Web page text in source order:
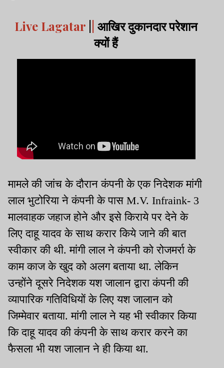
Live Lagatar
आखिर दुकानदार परेशान
क्यों हैं
मामले की जांच के दौरान कंपनी के एक निदेशक मांगी
लाल भुटोरिया ने कंपनी के पास M.V. Infraink- 3
मालवाहक जहाज होने और इसे किराये पर देने के
लिए दाहू यादव के साथ करार किये जाने की बात
स्वीकार की थी. मांगी लाल ने कंपनी को रोजमर्रा के
काम काज के खुद को अलग बताया था. लेकिन
उन्होंने दूसरे निदेशक यश जालान द्वारा कंपनी की
व्यापारिक गतिविधियों के लिए यश जालान को
जिम्मेवार बताया. मांगी लाल ने यह भी स्वीकार किया
कि दाहू यादव की कंपनी के साथ करार करने का
फैसला भी यश जालान ने ही किया था.